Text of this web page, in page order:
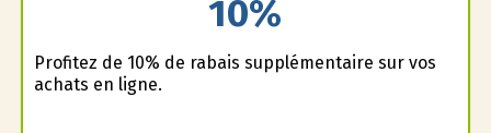
10%
Profitez de 10% de rabais supplémentaire sur vos
achats en ligne.